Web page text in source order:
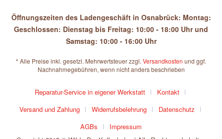
Öffnungszeiten des Ladengeschäft in Osnabrück: Montag:
Geschlossen: Dienstag bis Freitag: 10:00 - 18:00 Uhr und
Samstag: 10:00 - 16:00 Uhr
* Alle Preise inkl. gesetzl. Mehrwertsteuer zzgl. Versandkosten und ggf.
Nachnahmegebühren, wenn nicht anders beschrieben
Reparatur-Service in eigener Werkstatt
Kontakt
Versand und Zahlung
Widerrufsbelehrung
Datenschutz
AGBs
Impressum